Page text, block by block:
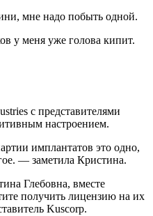
мне надо побыть одной.
у меня уже голова кипит.
с представителями
настроением.
имплантатов это одно,
— заметила Кристина.
Глебовна, вместе
получить лицензию на их
Kuscorp.